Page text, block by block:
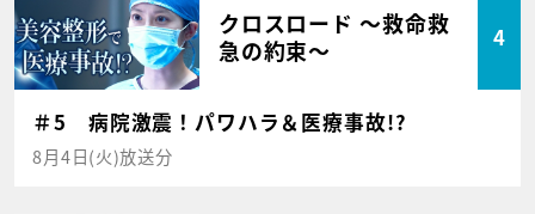
クロスロード ～救命救
急の約束～
4
＃5 病院激震！パワハラ＆医療事故!?
8月4日(火)放送分